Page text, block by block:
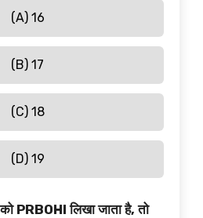
(A) 16
(B) 17
(C) 18
(D) 19
PRBOHI लिखा जाता है, तो